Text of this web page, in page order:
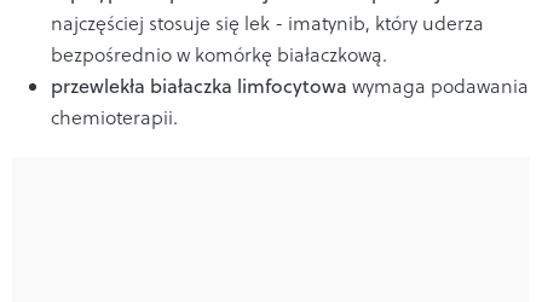
najczęściej stosuje się lek - imatynib, który uderza
bezpośrednio w komórkę białaczkową.
przewlekła białaczka limfocytowa wymaga podawania
chemioterapii.